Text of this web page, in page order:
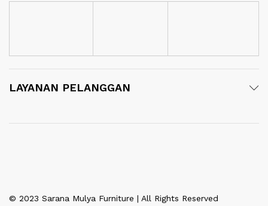
LAYANAN PELANGGAN
© 2023 Sarana Mulya Furniture | All Rights Reserved